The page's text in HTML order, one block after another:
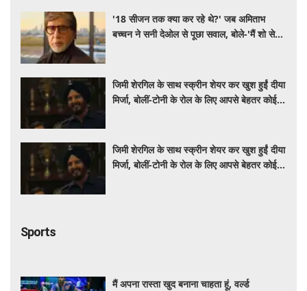
'18 सीजन तक क्या कर रहे थे?' जब अमिताभ
बच्चन ने सनी देओल से पूछा सवाल, बोले-'मैं शो से
जिमी शेरगिल के साथ स्क्रीन शेयर कर खुश हुईं दीया
मिर्जा, बोलीं-टोनी के रोल के लिए आपसे बेहतर कोई
जिमी शेरगिल के साथ स्क्रीन शेयर कर खुश हुईं दीया
मिर्जा, बोलीं-टोनी के रोल के लिए आपसे बेहतर कोई
Sports
मैं अपना रास्ता खुद बनाना चाहता हूं, वर्ल्ड